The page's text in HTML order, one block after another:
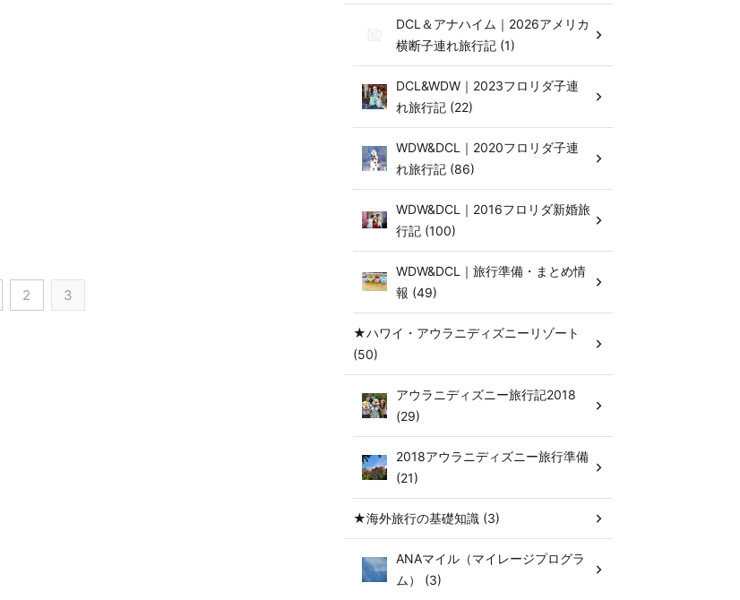
2 3
DCL＆アナハイム｜2026アメリカ
横断子連れ旅行記 (1)
DCL&WDW｜2023フロリダ子連
れ旅行記 (22)
WDW&DCL｜2020フロリダ子連
れ旅行記 (86)
WDW&DCL｜2016フロリダ新婚旅
行記 (100)
WDW&DCL｜旅行準備・まとめ情
報 (49)
★ハワイ・アウラニディズニーリゾート
(50)
アウラニディズニー旅行記2018
(29)
2018アウラニディズニー旅行準備
(21)
★海外旅行の基礎知識 (3)
ANAマイル（マイレージプログラ
ム） (3)